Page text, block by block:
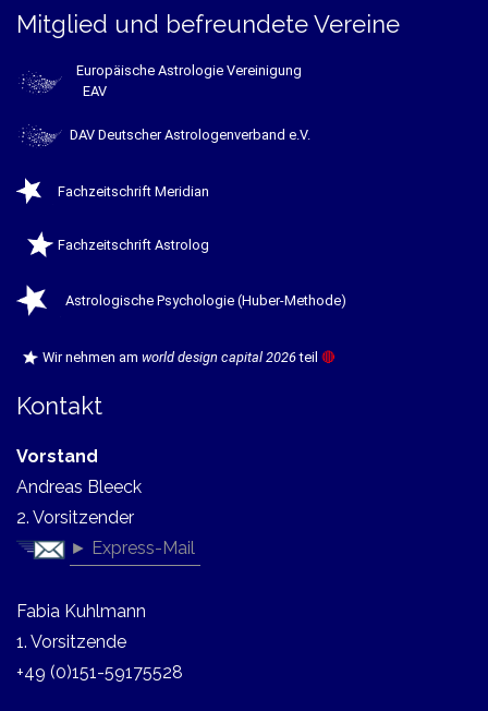
Mitglied und befreundete Vereine
Europäische Astrologie Vereinigung
EAV
DAV Deutscher Astrologenverband e.V.
Fachzeitschrift Meridian
Fachzeitschrift Astrolog
Astrologische Psychologie (Huber-Methode)
Wir nehmen am world design capital 2026teil 🔴
Kontakt
Vorstand
Andreas Bleeck
2. Vorsitzender
► Express-Mail
Fabia Kuhlmann
1. Vorsitzende
+49 (0)151-59175528